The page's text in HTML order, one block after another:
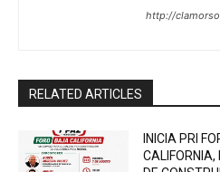
http://
RELATED ARTICLES
INICIA PRI
CALIFORNIA,